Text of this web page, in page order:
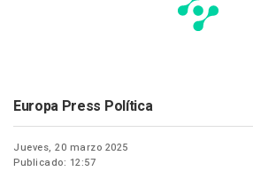
Europa Press Política
Jueves, 20 marzo 2025
Publicado: 12:57